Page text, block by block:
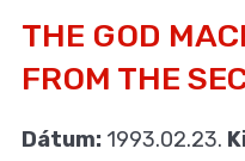
THE GOD
FROM THE
Dátum: 1993.02.23.